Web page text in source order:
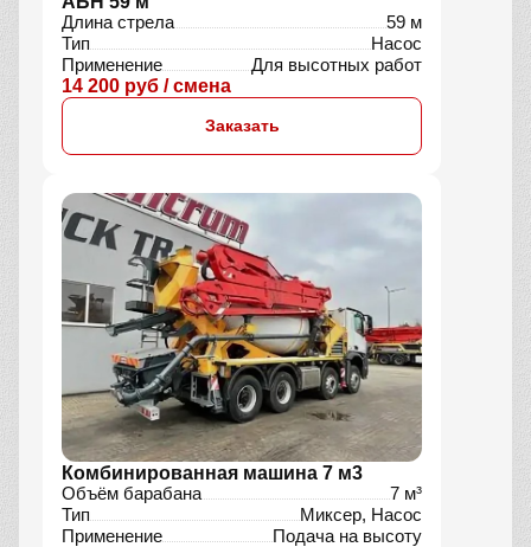
АБН 59 м
Длина стрела
59 м
Тип
Применение
Для высотных работ
14 200 руб / смена
Заказать